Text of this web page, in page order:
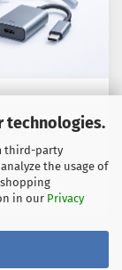
technologies.
third-party
the usage of
in our Privacy
su cavi,